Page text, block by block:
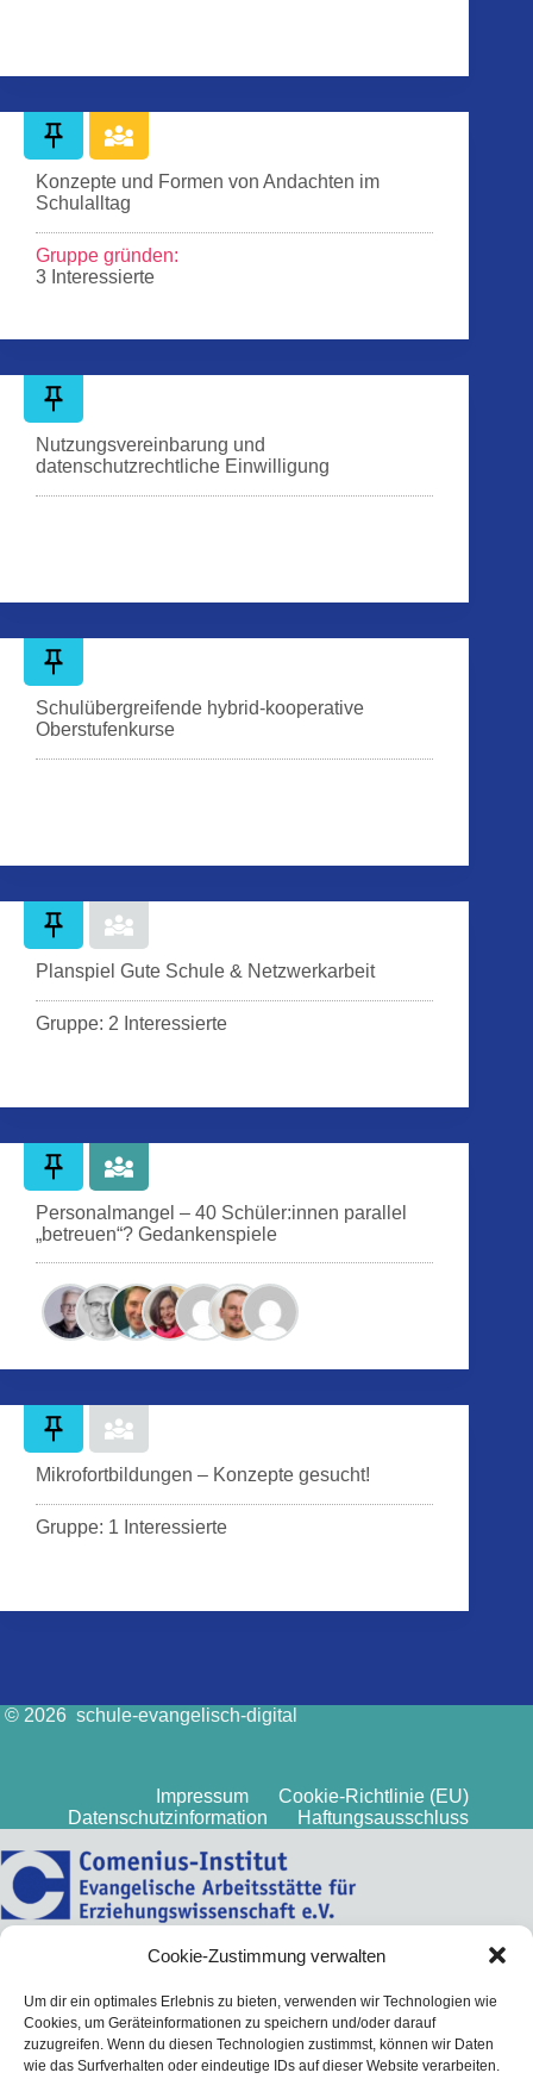
Cookie-Zustimmung verwalten
Um dir ein optimales Erlebnis zu bieten, verwenden wir Technologien wie
Cookies, um Geräteinformationen zu speichern und/oder darauf
zuzugreifen. Wenn du diesen Technologien zustimmst, können wir Daten
wie das Surfverhalten oder eindeutige IDs auf dieser Website verarbeiten.
Konzepte und Formen von Andachten im
Schulalltag
Gruppe gründen:
3 Interessierte
Nutzungsvereinbarung und
datenschutzrechtliche Einwilligung
Schulübergreifende hybrid-kooperative
Oberstufenkurse
Planspiel Gute Schule & Netzwerkarbeit
Gruppe: 2 Interessierte
Personalmangel – 40 Schüler:innen parallel
„betreuen“? Gedankenspiele
Mikrofortbildungen – Konzepte gesucht!
Gruppe: 1 Interessierte
© 2026 schule-evangelisch-digital
Impressum
Cookie-Richtlinie (EU)
Datenschutzinformation
Haftungsausschluss